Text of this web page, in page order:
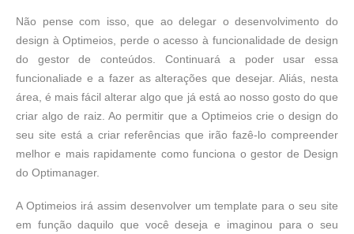
Não pense com isso, que ao delegar o desenvolvimento do
design à Optimeios, perde o acesso à funcionalidade de design
do gestor de conteúdos. Continuará a poder usar essa
funcionaliade e a fazer as alterações que desejar. Aliás, nesta
área, é mais fácil alterar algo que já está ao nosso gosto do que
criar algo de raiz. Ao permitir que a Optimeios crie o design do
seu site está a criar referências que irão fazê-lo compreender
melhor e mais rapidamente como funciona o gestor de Design
do Optimanager.
A Optimeios irá assim desenvolver um template para o seu site
em função daquilo que você deseja e imaginou para o seu